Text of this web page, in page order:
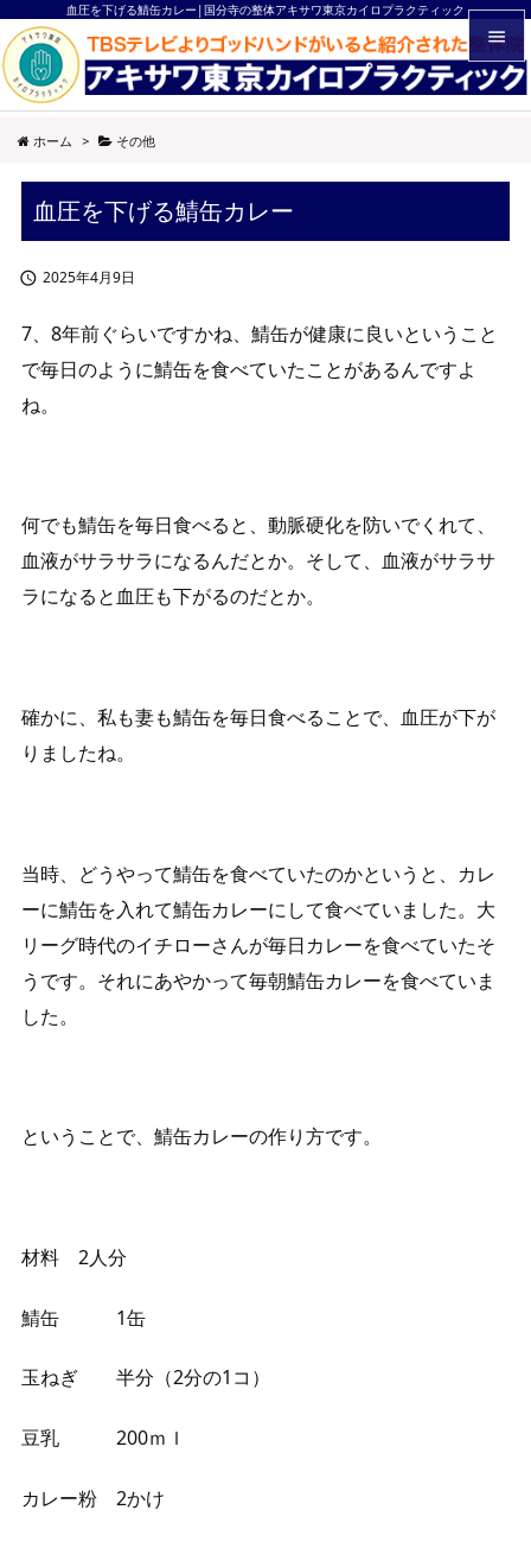
血圧を下げる鯖缶カレー|国分寺の整体アキサワ東京カイロプラクティック


メニュ

ホーム > その他
血圧を下げる鯖缶カレー
 2025年4月9日
7、8年前ぐらいですかね、鯖缶が健康に良いということ
で毎日のように鯖缶を食べていたことがあるんですよ
ね。
何でも鯖缶を毎日食べると、動脈硬化を防いでくれて、
血液がサラサラになるんだとか。そして、血液がサラサ
ラになると血圧も下がるのだとか。
確かに、私も妻も鯖缶を毎日食べることで、血圧が下が
りましたね。
当時、どうやって鯖缶を食べていたのかというと、カレ
ーに鯖缶を入れて鯖缶カレーにして食べていました。大
リーグ時代のイチローさんが毎日カレーを食べていたそ
うです。それにあやかって毎朝鯖缶カレーを食べていま
した。
ということで、鯖缶カレーの作り方です。
材料 2人分
鯖缶 1缶
玉ねぎ 半分（2分の1コ）
豆乳 200ｍｌ
カレー粉 2かけ